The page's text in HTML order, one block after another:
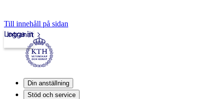
Till innehåll på sidan
Intranät
Logga in
Din anställning
Stöd och service